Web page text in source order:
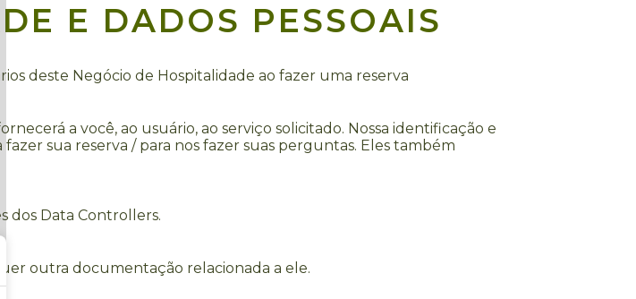
E DADOS PESSOAIS
deste Negócio de Hospitalidade ao fazer uma reserva
a você, ao usuário, ao serviço solicitado. Nossa identificação e
sua reserva / para nos fazer suas perguntas. Eles também
dos Data Controllers.
outra documentação relacionada a ele.